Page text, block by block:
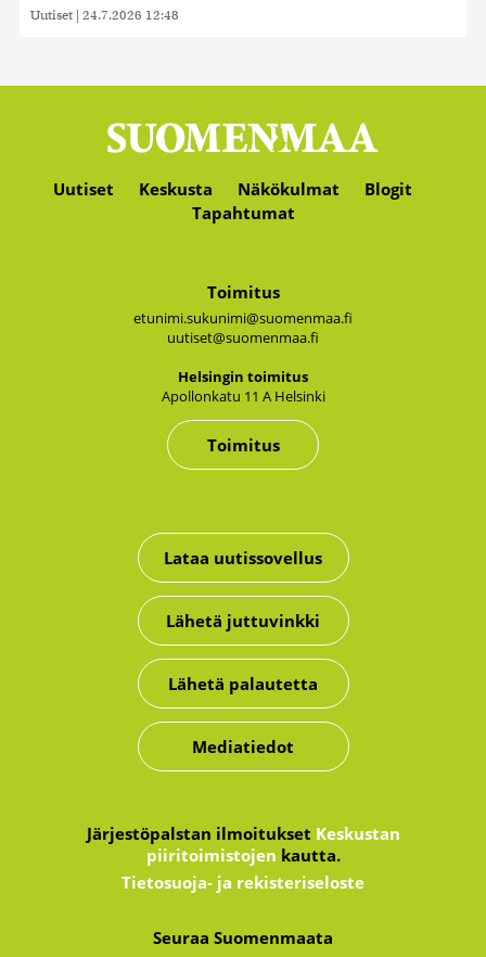
Uutiset | 24.7.2026 12:48
Uutiset Keskusta Näkökulmat
Blogit
Tapahtumat
Toimitus
etunimi.sukunimi@suomenmaa.fi
uutiset@suomenmaa.fi
Hel­sin­gin toi­mi­tus
Apol­lon­ka­tu 11 A Hel­sin­ki
Toimitus
Lataa uutissovellus
Lähetä juttuvinkki
Lähetä palautetta
Mediatiedot
Järjestöpalstan ilmoitukset Keskustan
piiritoimistojen kautta.
Tietosuoja- ja rekisteriseloste
Seuraa Suomenmaata